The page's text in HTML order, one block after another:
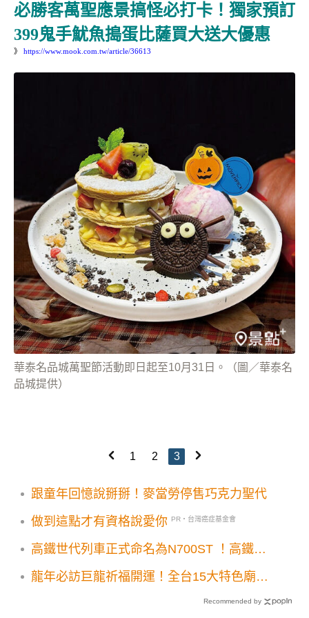
必勝客萬聖應景搞怪必打卡！獨家預訂
399鬼手魷魚搗蛋比薩買大送大優惠
》 https://www.mook.com.tw/article/36613
華泰名品城萬聖節活動即日起至10月31日。（圖／華泰名
品城提供）
1 2 3
跟童年回憶說掰掰！麥當勞停售巧克力聖代
做到這點才有資格說愛你 PR・台灣癌症基金會
高鐵世代列車正式命名為N700ST ！高鐵2.0
龍年必訪巨龍祈福開運！全台15大特色廟宇
Recommended by